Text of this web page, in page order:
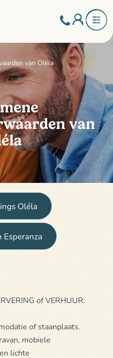
van Oléla
van
Oléla
Esperanza
of VERHUUR:
of staanplaats.
mobiele
lichte